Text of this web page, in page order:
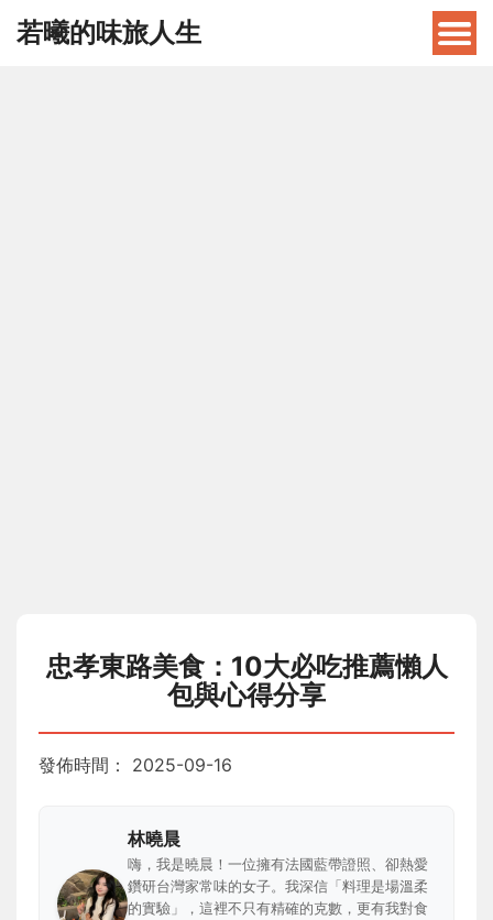
若曦的味旅人生
忠孝東路美食：10大必吃推薦懶人
包與心得分享
發佈時間： 2025-09-16
林曉晨
嗨，我是曉晨！一位擁有法國藍帶證照、卻熱愛
鑽研台灣家常味的女子。我深信「料理是場溫柔
的實驗」，這裡不只有精確的克數，更有我對食